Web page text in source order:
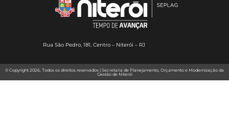
Rua São Pedro, 181, Centro – Niterói – RJ
© Copyright 2026, Todos os direitos reservados | Secretaria de Planejamento, Orçamento e Modernização da
Gestão de Niterói